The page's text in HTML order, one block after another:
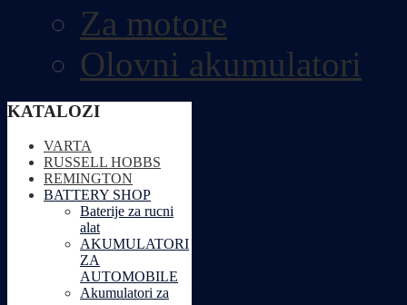
Za motore
Olovni akumulatori
KATALOZI
VARTA
RUSSELL HOBBS
REMINGTON
BATTERY SHOP
Baterije za rucni
alat
AKUMULATORI
ZA
AUTOMOBILE
Akumulatori za